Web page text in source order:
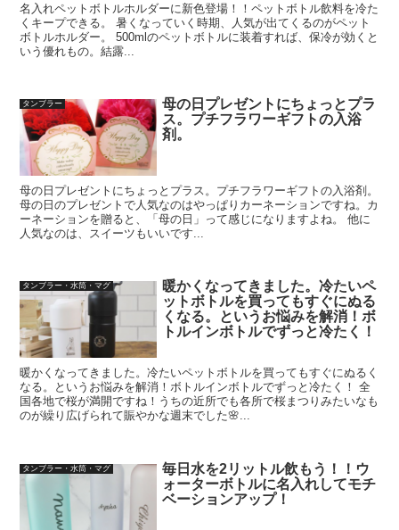
名入れペットボトルホルダーに新色登場！！ペットボトル飲料を冷た
くキープできる。 暑くなっていく時期、人気が出てくるのがペット
ボトルホルダー。 500mlのペットボトルに装着すれば、保冷が効くと
いう優れもの。結露...
タンブラー
母の日プレゼントにちょっとプラ
ス。プチフラワーギフトの入浴
剤。
母の日プレゼントにちょっとプラス。プチフラワーギフトの入浴剤。
母の日のプレゼントで人気なのはやっぱりカーネーションですね。カ
ーネーションを贈ると、「母の日」って感じになりますよね。 他に
人気なのは、スイーツもいいです...
タンブラー・水筒・マグ
暖かくなってきました。冷たいペ
ットボトルを買ってもすぐにぬる
くなる。というお悩みを解消！ボ
トルインボトルでずっと冷たく！
暖かくなってきました。冷たいペットボトルを買ってもすぐにぬるく
なる。というお悩みを解消！ボトルインボトルでずっと冷たく！ 全
国各地で桜が満開ですね！うちの近所でも各所で桜まつりみたいなも
のが繰り広げられて賑やかな週末でした🌸...
タンブラー・水筒・マグ
毎日水を2リットル飲もう！！ウ
ォーターボトルに名入れしてモチ
ベーションアップ！